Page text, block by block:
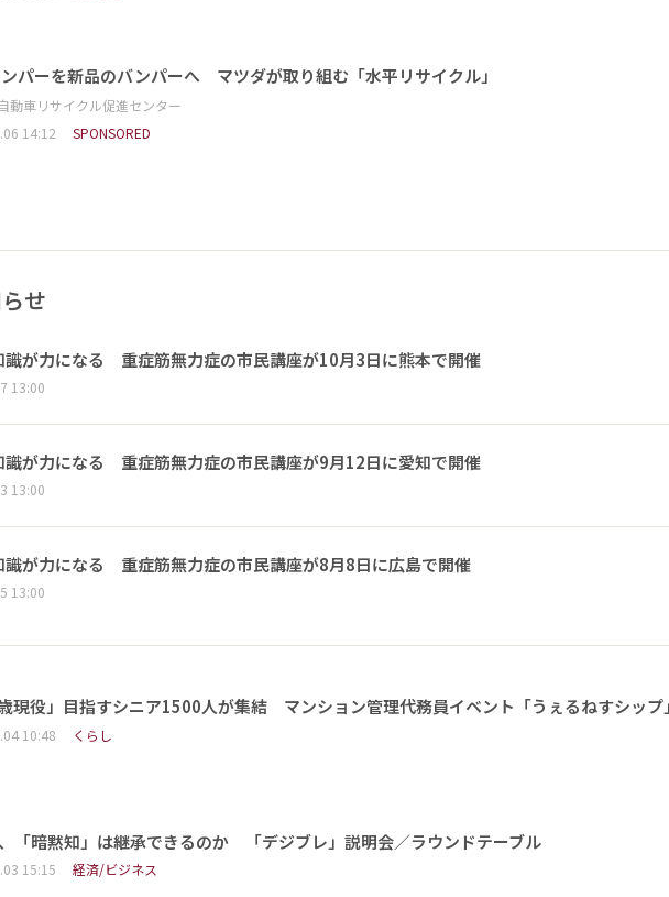
パーを新品のバンパーへ マツダが取り組む「水平リサイクル」
自動車リサイクル促進センター
14:12
SPONSORED
せ
識が力になる 重症筋無力症の市民講座が10月3日に熊本で開催
13:00
識が力になる 重症筋無力症の市民講座が9月12日に愛知で開催
13:00
識が力になる 重症筋無力症の市民講座が8月8日に広島で開催
13:00
歳現役」目指すシニア1500人が集結 マンション管理代務員イベント「うぇるねすシップ
10:48 くらし
「暗黙知」は継承できるのか 「デジブレ」説明会／ラウンドテーブル
15:15 経済/ビジネス